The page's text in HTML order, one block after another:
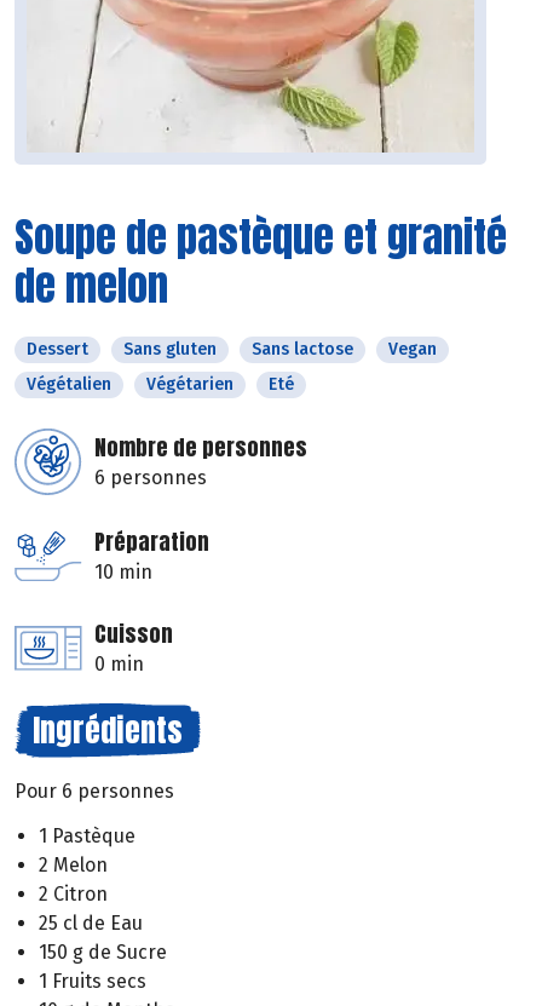
Soupe de pastèque et granité
de melon
Dessert Sans gluten Sans lactose
Vegan
Végétalien
Végétarien Eté
Nombre de personnes
6 personnes
Préparation
10 min
Cuisson
0 min
Ingrédients
Pour 6 personnes
1 Pastèque
2 Melon
2 Citron
25 cl de Eau
150 g de Sucre
1 Fruits secs